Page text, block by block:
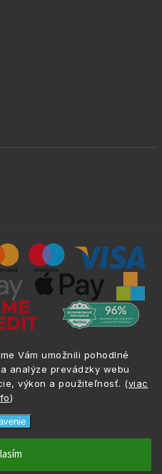
Vám umožnili pohodlné
analýze prevádzky webu
výkon a použiteľnosť. (viac
)
vyhradené.
133 662